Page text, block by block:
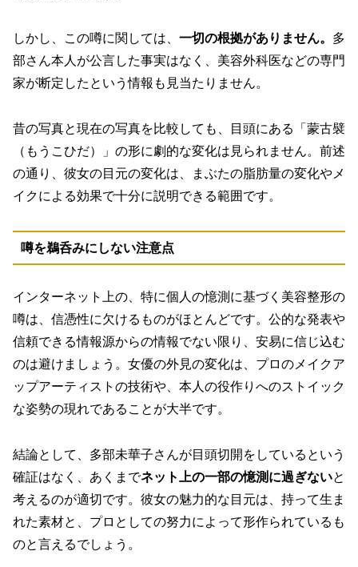
しかし、この噂に関しては、 一切の根拠がありません。 多
部さん本人が公言した事実はなく、美容外科医などの専門
家が断定したという情報も見当たりません。
昔の写真と現在の写真を比較しても、目頭にある「蒙古襞
（もうこひだ）」の形に劇的な変化は見られません。前述
の通り、彼女の目元の変化は、
まぶたの脂肪量の変化やメ
イクによる効果で十分に説明できる範囲 です。
噂を鵜呑みにしない注意点
インターネット上の、特に個人の憶測に基づく美容整形の
噂は、信憑性に欠けるものがほとんどです。公的な発表や
信頼できる情報源からの情報でない限り、安易に信じ込む
のは避けましょう。女優の外見の変化は、プロのメイクア
ップアーティストの技術や、本人の役作りへのストイック
な姿勢の現れであることが大半です。
結論として、多部未華子さんが目頭切開をしているという
確証はなく、あくまでネット上の一部の憶測に過ぎないと
考えるのが適切です。彼女の魅力的な目元は、持って生ま
れた素材と、プロとしての努力によって形作られているも
のと言えるでしょう。